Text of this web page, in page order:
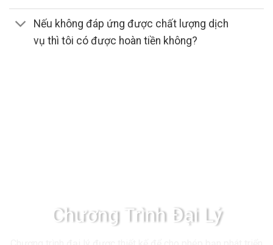
Nếu không đáp ứng được chất lượng dịch
vụ thì tôi có được hoàn tiền không?
Chương Trình Đại Lý